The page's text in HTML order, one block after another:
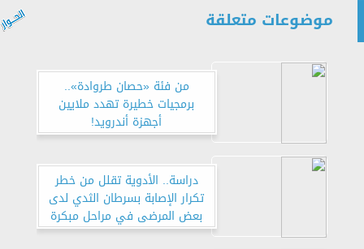
موضوعات متعلقة
من فئة «حصان طروادة»..
برمجيات خطيرة تهدد ملايين
أجهزة أندرويد!
دراسة.. الأدوية تقلل من خطر
تكرار الإصابة بسرطان الثدي لدى
بعض المرضى في مراحل مبكرة